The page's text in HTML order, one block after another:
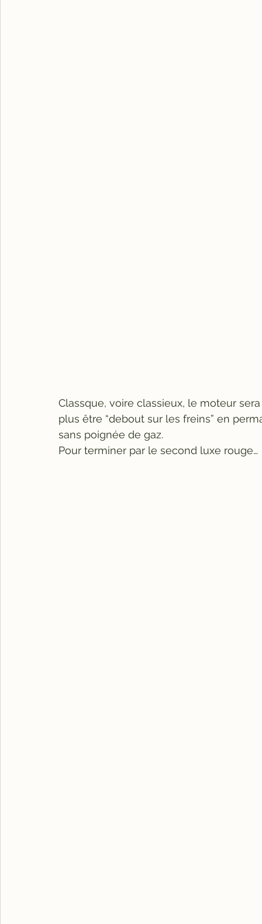
Classque, voire classieux, le moteur
plus être “debout sur les freins” en
sans poignée de gaz.
Pour terminer par le second luxe rouge…